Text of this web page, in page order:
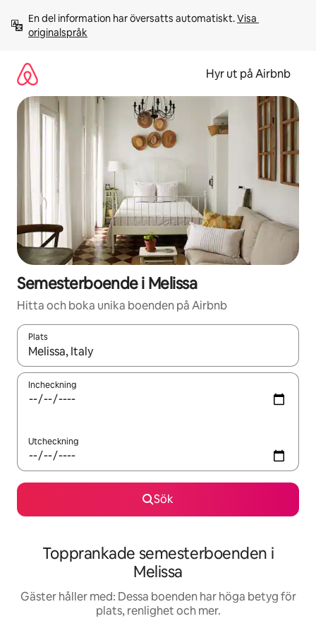
innehåll
En del information har översatts automatiskt. Visa
originalspråk
Hyr ut på Airbnb
Semesterboende i Melissa
Hitta och boka unika boenden på Airbnb
Plats
När resultaten är tillgängliga kan du navigera med upp- och
Incheckning
Utcheckning
Sök
Topprankade semesterboenden i
Melissa
Gäster håller med: Dessa boenden har höga betyg för
plats, renlighet och mer.